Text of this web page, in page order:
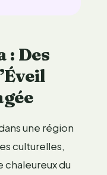
: Des
une région
culturelles,
chaleureux du